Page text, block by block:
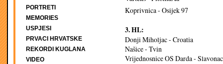
PORTRETI
MEMORIES
USPJESI
PRVACI HRVATSKE
REKORDI KUGLANA
VIDEO
Koprivnica - Osijek 97
3. HL:
Donji Miholjac - Croatia
Našice - Tvin
Vrijednosnice OS Darda - Slavonac